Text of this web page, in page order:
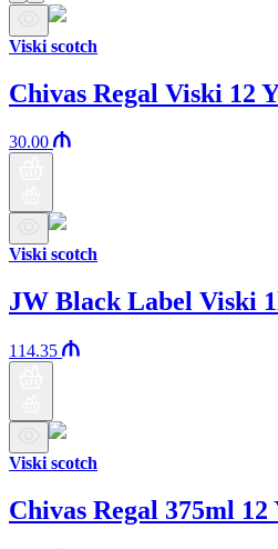
Viski scotch
Chivas Regal Viski 12
30.00
Viski scotch
JW Black Label Viski
114.35
Viski scotch
Chivas Regal 375ml 12